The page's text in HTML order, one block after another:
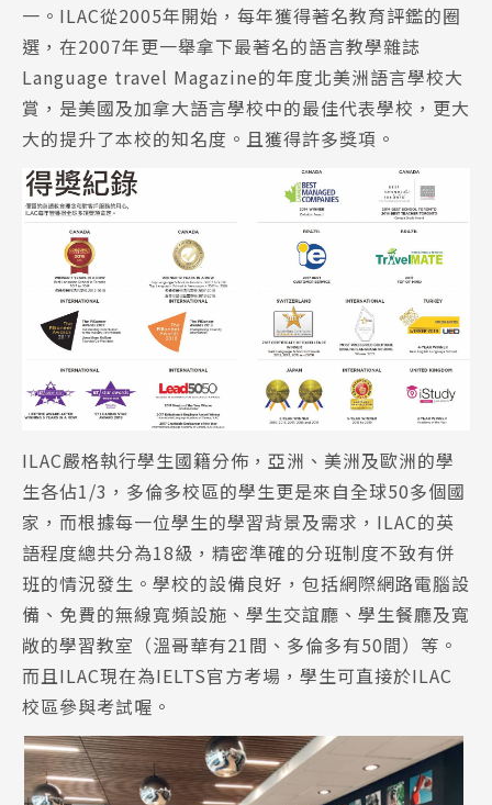
一。ILAC從2005年開始，每年獲得著名教育評鑑的圈
選，在2007年更一舉拿下最著名的語言教學雜誌
Language travel Magazine的年度北美洲語言學校大
賞，是美國及加拿大語言學校中的最佳代表學校，更大
大的提升了本校的知名度。且獲得許多獎項。
ILAC嚴格執行學生國籍分佈，亞洲、美洲及歐洲的學
生各佔1/3，多倫多校區的學生更是來自全球50多個國
家，而根據每一位學生的學習背景及需求，ILAC的英
語程度總共分為18級，精密準確的分班制度不致有併
班的情況發生。學校的設備良好，包括網際網路電腦設
備、免費的無線寬頻設施、學生交誼廳、學生餐廳及寬
敞的學習教室（溫哥華有21間、多倫多有50間）等。
而且ILAC現在為IELTS官方考場，學生可直接於ILAC
校區參與考試喔。